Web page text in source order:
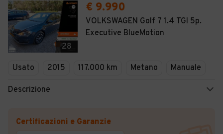
28
€ 9.990
VOLKSWAGEN Golf 7 1.4 TGI 5p.
Executive BlueMotion
Usato 2015 117.000 km Metano Manuale
Descrizione
Certificazioni e Garanzie